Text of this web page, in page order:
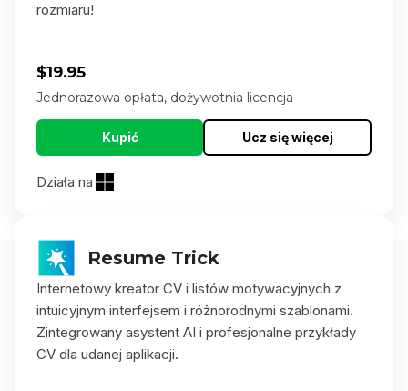
rozmiaru!
$19.95
Jednorazowa opłata, dożywotnia licencja
Kupić Ucz się więcej
Działa na
Resume Trick
Internetowy kreator CV i listów motywacyjnych z
intuicyjnym interfejsem i różnorodnymi szablonami.
Zintegrowany asystent AI i profesjonalne przykłady
CV dla udanej aplikacji.